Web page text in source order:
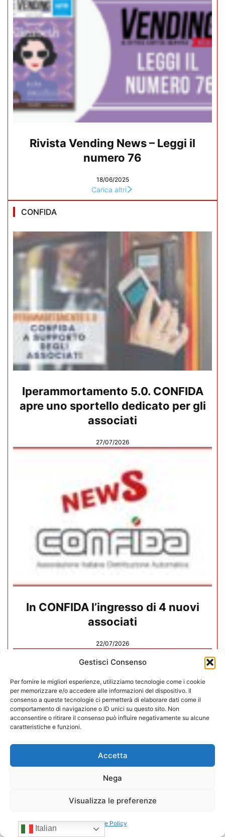
Gestisci Consenso
Per fornire le migliori esperienze, utilizziamo tecnologie come i cookie
per memorizzare e/o accedere alle informazioni del dispositivo. Il
consenso a queste tecnologie ci permetterà di elaborare dati come il
comportamento di navigazione o ID unici su questo sito. Non
acconsentire o ritirare il consenso può influire negativamente su alcune
caratteristiche e funzioni.
Accetta
Nega
Visualizza le preferenze
Cookie Policy
Rivista Vending News – Leggi il
numero 76
18/06/2025
Carica altri
CONFIDA
Iperammortamento 5.0. CONFIDA
apre uno sportello dedicato per gli
associati
27/07/2026
In CONFIDA l’ingresso di 4 nuovi
associati
22/07/2026
CONFIDA Servizi srl presenta il
nuovo Consiglio di Amministrazione
Italian